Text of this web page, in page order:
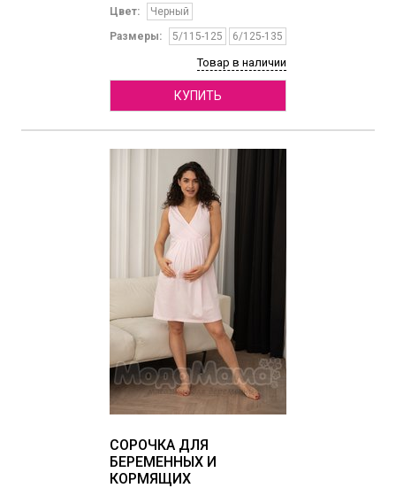
Цвет:
Черный
Размеры:
5/115-125 6/125-135
Товар в наличии
КУПИТЬ
СОРОЧКА ДЛЯ
БЕРЕМЕННЫХ И
КОРМЯЩИХ